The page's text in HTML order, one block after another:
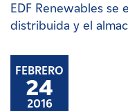
EDF Renewables se
distribuida y el
FEBRERO
24
2016